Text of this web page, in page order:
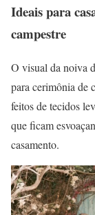
Ideais para
campestre
O visual da noiva
para cerimônia de
feitos de tecidos
que ficam
casamento.